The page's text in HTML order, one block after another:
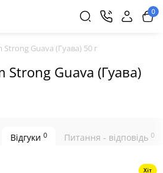
0
Guava (Гуава) 50 г
Guava (Гуава)
Відгуки 0 Питання - відповідь 0
Хіт